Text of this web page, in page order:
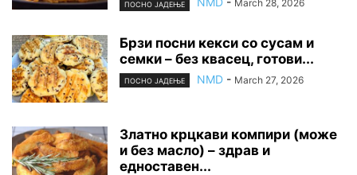
ПОСНО ЈАДЕЊЕ March 28, 2026
Брзи посни кекси со сусам и
семки – без квасец, готови...
ПОСНО ЈАДЕЊЕ NMD - March 27, 2026
Златно крцкави компири (може
и без масло) – здрав и
едноставен...